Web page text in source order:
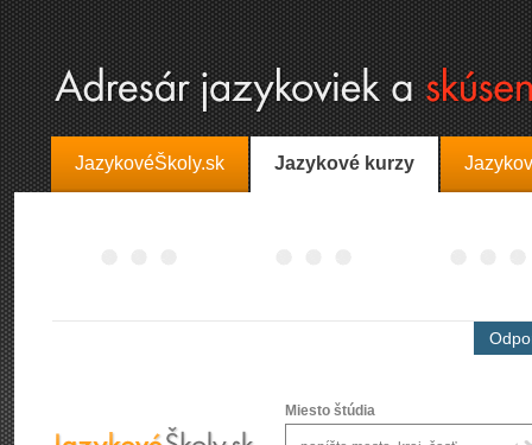
JazykovéŠkoly.sk Jazykové kurzy
Miesto štúdia